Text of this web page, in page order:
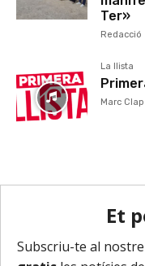
Ter»
Redacció
La llista
Marc